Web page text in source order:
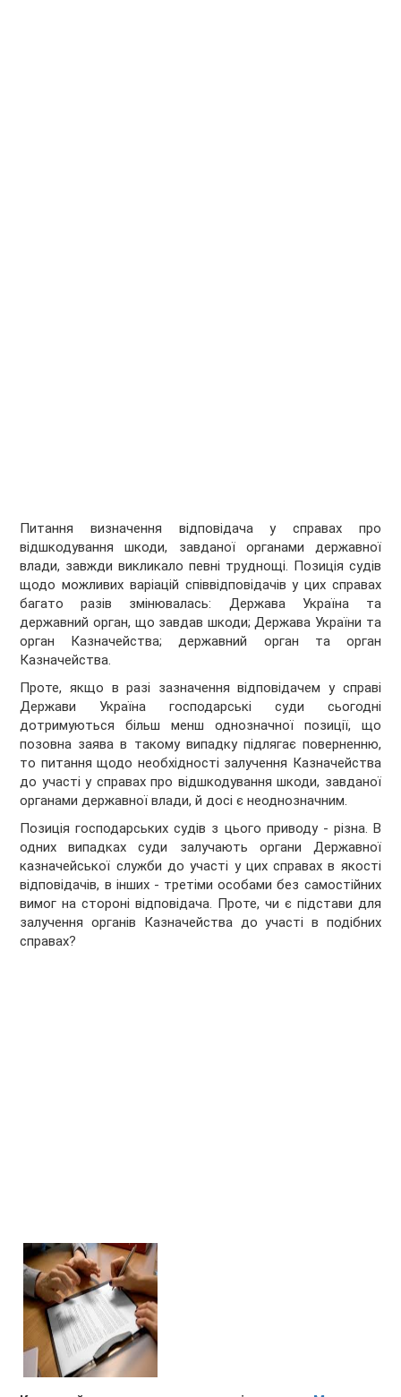
Питання визначення відповідача у справах про
відшкодування шкоди, завданої органами державної
влади, завжди викликало певні труднощі. Позиція судів
щодо можливих варіацій співвідповідачів у цих справах
багато разів змінювалась: Держава Україна та
державний орган, що завдав шкоди; Держава України та
орган Казначейства; державний орган та орган
Казначейства.
Проте, якщо в разі зазначення відповідачем у справі
Держави Україна господарські суди сьогодні
дотримуються більш менш однозначної позиції, що
позовна заява в такому випадку підлягає поверненню,
то питання щодо необхідності залучення Казначейства
до участі у справах про відшкодування шкоди, завданої
органами державної влади, й досі є неоднозначним.
Позиція господарських судів з цього приводу - різна. В
одних випадках суди залучають органи Державної
казначейської служби до участі у цих справах в якості
відповідачів, в інших - третіми особами без самостійних
вимог на стороні відповідача. Проте, чи є підстави для
залучення органів Казначейства до участі в подібних
справах?